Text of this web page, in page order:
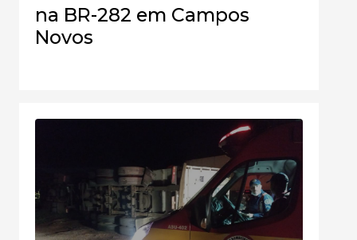
na BR-282 em Campos
Novos